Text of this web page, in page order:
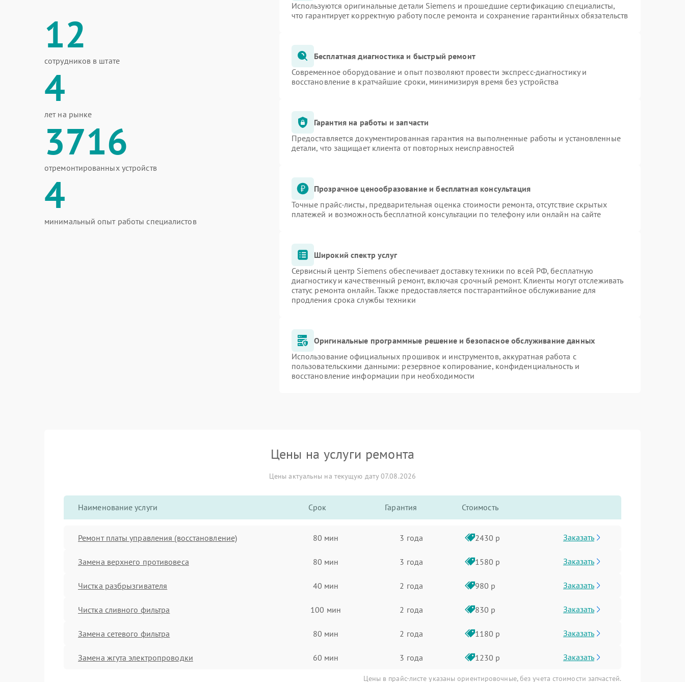
12
сотрудников в штате
4
лет на рынке
3716
отремонтированных устройств
4
минимальный опыт работы специалистов
Используются оригинальные детали Siemens и прошедшие сертификацию специалисты,
что гарантирует корректную работу после ремонта и сохранение гарантийных обязательств
Бесплатная диагностика и быстрый ремонт
Современное оборудование и опыт позволяют провести экспресс-диагностику и
восстановление в кратчайшие сроки, минимизируя время без устройства
Гарантия на работы и запчасти
Предоставляется документированная гарантия на выполненные работы и установленные
детали, что защищает клиента от повторных неисправностей
Прозрачное ценообразование и бесплатная консультация
Точные прайс-листы, предварительная оценка стоимости ремонта, отсутствие скрытых
платежей и возможность бесплатной консультации по телефону или онлайн на сайте
Широкий спектр услуг
Сервисный центр Siemens обеспечивает доставку техники по всей РФ, бесплатную
диагностику и качественный ремонт, включая срочный ремонт. Клиенты могут отслеживать
статус ремонта онлайн. Также предоставляется постгарантийное обслуживание для
продления срока службы техники
Оригинальные программные решение и безопасное обслуживание данных
Использование официальных прошивок и инструментов, аккуратная работа с
пользовательскими данными: резервное копирование, конфиденциальность и
восстановление информации при необходимости
Цены на услуги ремонта
Цены актуальны на текущую дату 07.08.2026
Наименование услуги Срок Гарантия Стоимость
Ремонт платы управления (восстановление) 80 мин 3 года 2430 р Заказать
Замена верхнего противовеса 80 мин 3 года 1580 р Заказать
Чистка разбрызгивателя 40 мин 2 года 980 р Заказать
Чистка сливного фильтра 100 мин 2 года 830 р Заказать
Замена сетевого фильтра 80 мин 2 года 1180 р Заказать
Замена жгута электропроводки 60 мин 3 года 1230 р Заказать
Цены в прайс-листе указаны ориентировочные, без учета стоимости запчастей.